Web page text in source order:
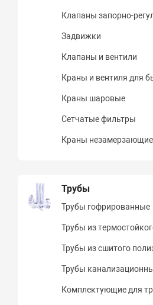
Клапаны запорно-
Задвижки
Клапаны и вентили
Краны и вентиля для
Краны шаровые
Сетчатые фильтры
Краны незамерзающие
Трубы
Трубы гофрированные
Трубы из
Трубы из сшитого
Трубы
Комплектующие для